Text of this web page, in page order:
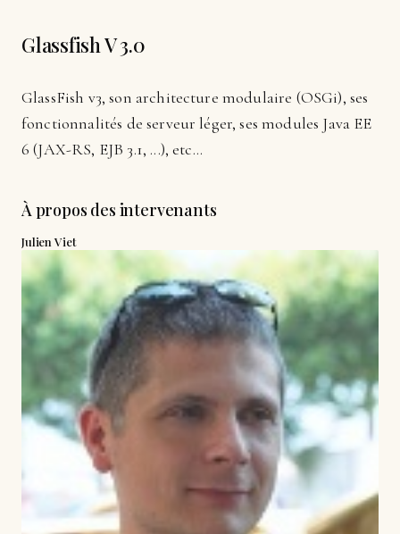
Glassfish V 3.0
GlassFish v3, son architecture modulaire (OSGi), ses
fonctionnalités de serveur léger, ses modules Java EE
6 (JAX-RS, EJB 3.1, ...), etc...
À propos des intervenants
Julien Viet